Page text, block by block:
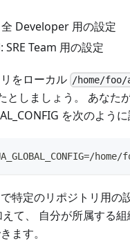
Developer 用の設定
Team 用の設定
をローカル /home/
しましょう。 あなたが
を次のように
特定のリポジトリ用の
て、 自分が所属する
ます。